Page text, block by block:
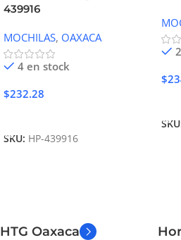
439916
MOCHILAS, OAXACA
4 en stock
$232.28
SKU: HP-439916
$
HTG Oaxaca